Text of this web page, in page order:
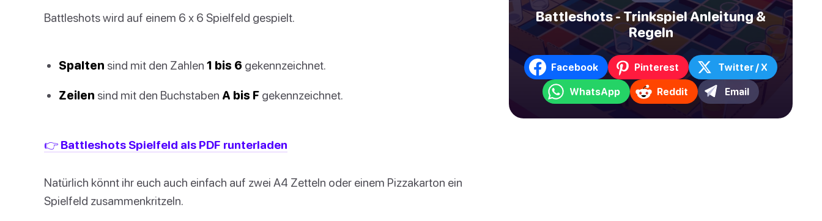
Battleshots wird auf einem 6 x 6 Spielfeld gespielt.
Spalten sind mit den Zahlen 1 bis 6 gekennzeichnet.
Zeilen sind mit den Buchstaben A bis F gekennzeichnet.
👉 Battleshots Spielfeld als PDF runterladen
Natürlich könnt ihr euch auch einfach auf zwei A4 Zetteln oder einem Pizzakarton ein
Spielfeld zusammenkritzeln.
Battleshots - Trinkspiel Anleitung &
Regeln
Facebook Pinterest Twitter / X
WhatsApp Reddit Email